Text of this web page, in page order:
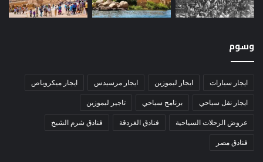
وسوم
ايجار سيارات ايجار ليموزين ايجار مرسيدس ايجار ميكروباص
ايجار نقل سياحي برنامج سياحي تاجير ليموزين
عروض الرحلات السياحية فنادق الغردقة فنادق شرم الشيخ
فنادق مصر